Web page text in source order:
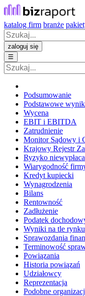
katalog firm branże
zaloguj się
☰
Podsumowanie
Podstawowe
Wycena
EBIT i EBITDA
Zatrudnienie
Monitor Sądowy i
Krajowy Rejestr
Ryzyko
Wiarygodność
Kredyt kupiecki
Wynagrodzenia
Bilans
Rentowność
Zadłużenie
Podatek
Wyniki na tle rynku
Sprawozdania
Terminowość
Powiązania
Historia powiązań
Udziałowcy
Reprezentacja
Podobne